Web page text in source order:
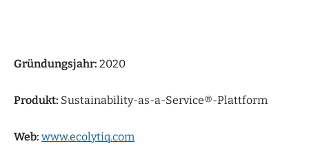
Gründungsjahr: 2020
Produkt: Sustainability-as-a-Service®-Plattform
Web: www.ecolytiq.com